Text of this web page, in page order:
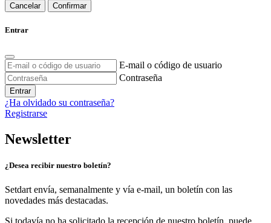
Cancelar Confirmar
Entrar
E-mail o código de usuario
Contraseña
Entrar
¿Ha olvidado su contraseña?
Registrarse
Newsletter
¿Desea recibir nuestro boletín?
Setdart envía, semanalmente y vía e-mail, un boletín con las
novedades más destacadas.
Si todavía no ha solicitado la recepción de nuestro boletín, puede